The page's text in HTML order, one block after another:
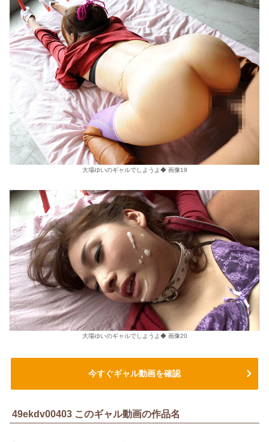
大場ゆいのギャルでしようよ◆ 画像19
大場ゆいのギャルでしようよ◆ 画像20
今すぐギャル動画を確認
49ekdv00403 このギャル動画の作品名